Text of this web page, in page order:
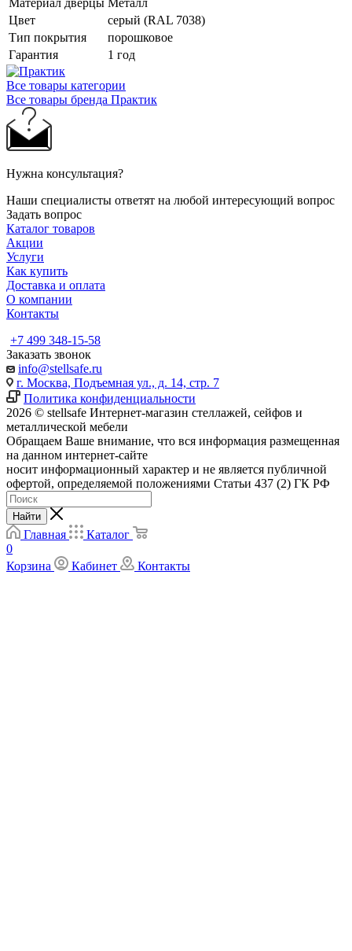
Цвет
серый (RAL 7038)
Тип покрытия
порошковое
Гарантия
1 год
Все товары категории
Все товары бренда Практик
Нужна консультация?
Наши специалисты ответят на любой интересующий вопрос
Задать вопрос
Каталог товаров
Акции
Услуги
Как купить
Доставка и оплата
О компании
Контакты
+7 499 348-15-58
Заказать звонок
info@stellsafe.ru
г. Москва, Подъемная ул., д. 14, стр. 7
Политика конфиденциальности
2026 © stellsafe Интернет-магазин стеллажей, сейфов и
металлической мебели
Обращаем Ваше внимание, что вся информация размещенная
на данном интернет-сайте
носит информационный характер и не является публичной
офертой, определяемой положениями Статьи 437 (2) ГК РФ
Найти
Главная
Каталог
0
Корзина
Кабинет Контакты